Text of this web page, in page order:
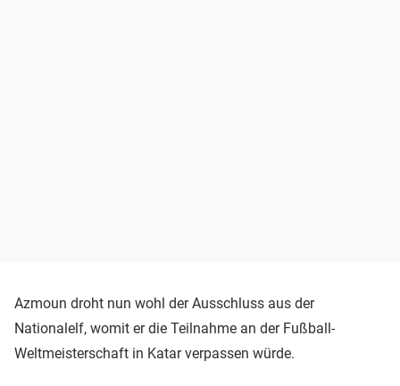
Azmoun droht nun wohl der Ausschluss aus der
Nationalelf, womit er die Teilnahme an der Fußball-
Weltmeisterschaft in Katar verpassen würde.